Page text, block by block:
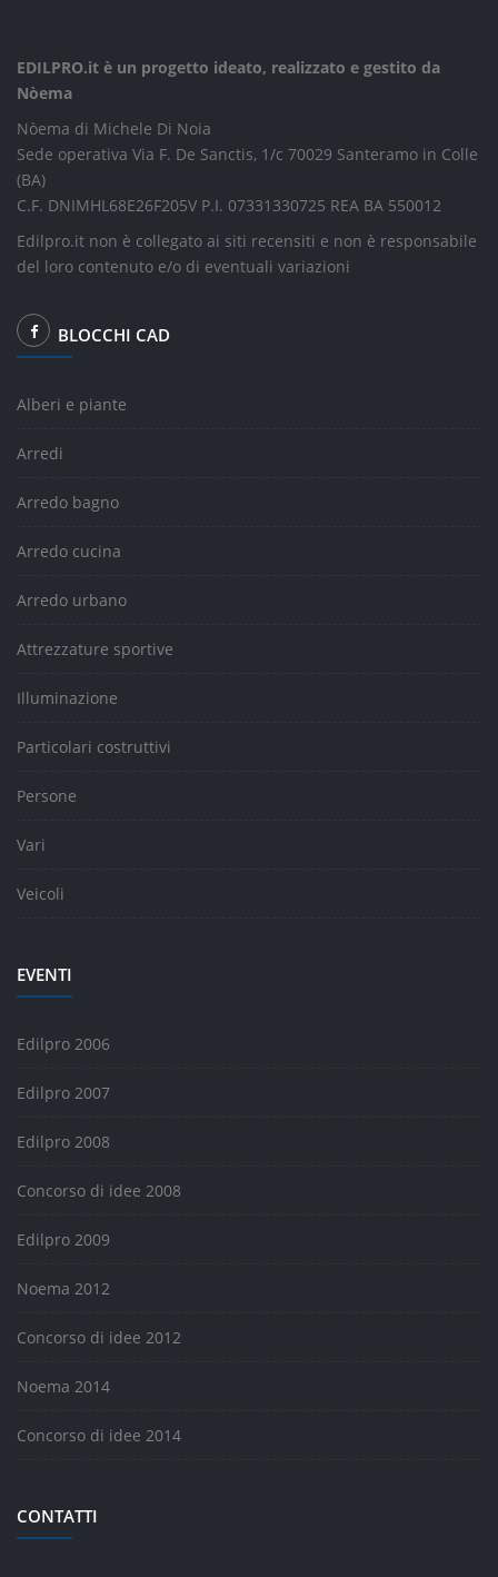
EDILPRO.it è un progetto ideato, realizzato e gestito da
Nòema
Nòema di Michele Di Noia
Sede operativa Via F. De Sanctis, 1/c 70029 Santeramo in Colle
(BA)
C.F. DNIMHL68E26F205V P.I. 07331330725 REA BA 550012
Edilpro.it non è collegato ai siti recensiti e non è responsabile
del loro contenuto e/o di eventuali variazioni
BLOCCHI CAD
Alberi e piante
Arredi
Arredo bagno
Arredo cucina
Arredo urbano
Attrezzature sportive
Illuminazione
Particolari costruttivi
Persone
Vari
Veicoli
EVENTI
Edilpro 2006
Edilpro 2007
Edilpro 2008
Concorso di idee 2008
Edilpro 2009
Noema 2012
Concorso di idee 2012
Noema 2014
Concorso di idee 2014
CONTATTI